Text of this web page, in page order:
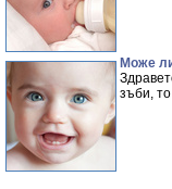
Може
зъби,